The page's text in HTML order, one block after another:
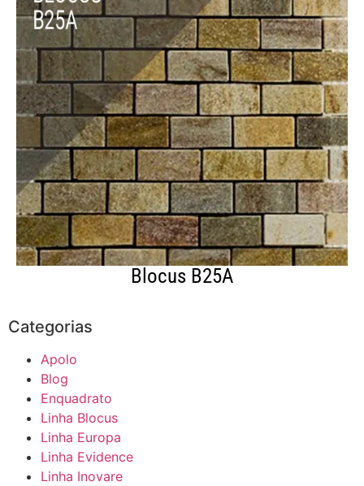
Blocus B25A
Categorias
Apolo
Blog
Enquadrato
Linha Blocus
Linha Europa
Linha Evidence
Linha Inovare